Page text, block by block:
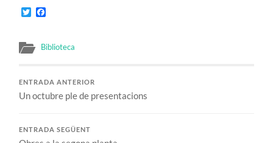
Twitter
Biblioteca
ENTRADA ANTERIOR
Un octubre ple de presentacions
ENTRADA SEGÜENT